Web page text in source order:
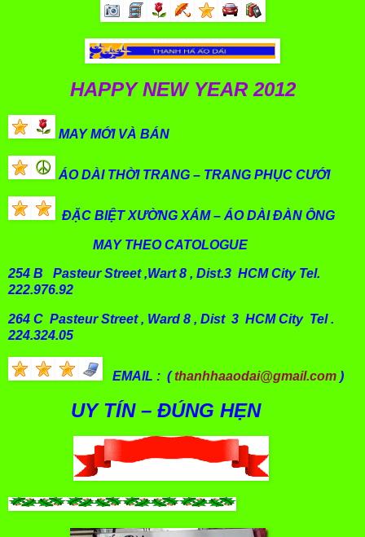
HAPPY NEW YEAR 2012
MAY MỚI VÀ BÁN
ÁO DÀI THỜI TRANG – TRANG PHỤC CƯỚI
ĐẶC BIỆT XƯỜNG XÁM – ÁO DÀI ĐÀN ÔNG
MAY THEO CATOLOGUE
254 B Pasteur Street ,Wart 8 , Dist.3 HCM City Tel.
222.976.92
264 C Pasteur Street , Ward 8 , Dist 3 HCM City Tel .
224.324.05
EMAIL : (thanhhaaodai@gmail.com )
UY TÍN – ĐÚNG HẸN